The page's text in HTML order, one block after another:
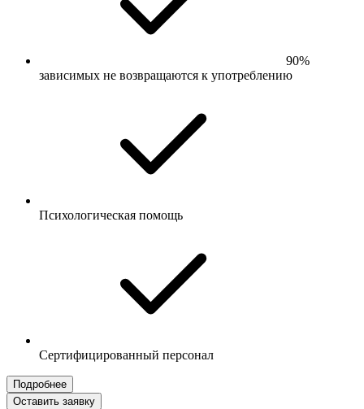
90%
зависимых не возвращаются к употреблению
Психологическая помощь
Сертифицированный персонал
Подробнее
Оставить заявку